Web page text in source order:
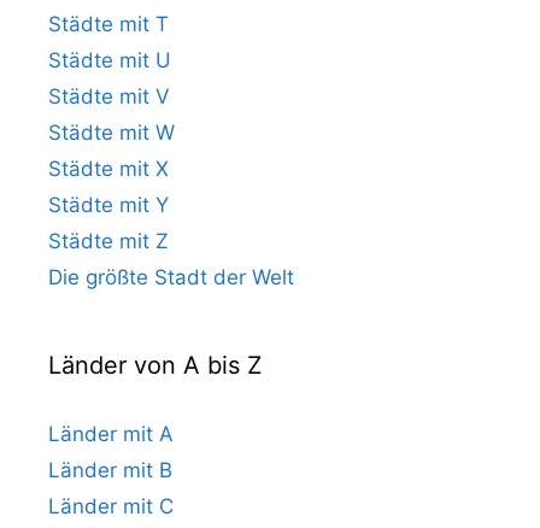
Städte mit T
Städte mit U
Städte mit V
Städte mit W
Städte mit X
Städte mit Y
Städte mit Z
Die größte Stadt der Welt
Länder von A bis Z
Länder mit A
Länder mit B
Länder mit C